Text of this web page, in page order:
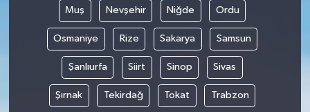
Muş Nevşehir Niğde Ordu
Osmaniye Rize Sakarya Samsun
Şanlıurfa Siirt Sinop Sivas
Şırnak Tekirdağ Tokat Trabzon